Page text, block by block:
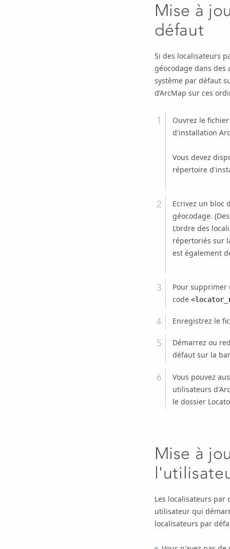
Mise à
défaut
Si des localisateurs
géocodage dans
système par défaut
d’ArcMap sur ces
Ouvrez le
d'installation
Vous devez
répertoire
Ecrivez un bloc
géocodage.
L’ordre des
répertoriés sur
est également
Pour supprimer
code
Enregistrez le
Démarrez ou
défaut sur la
Vous pouvez
utilisateurs
le dossier
Mise à
Les localisateurs
utilisateur qui
localisateurs par